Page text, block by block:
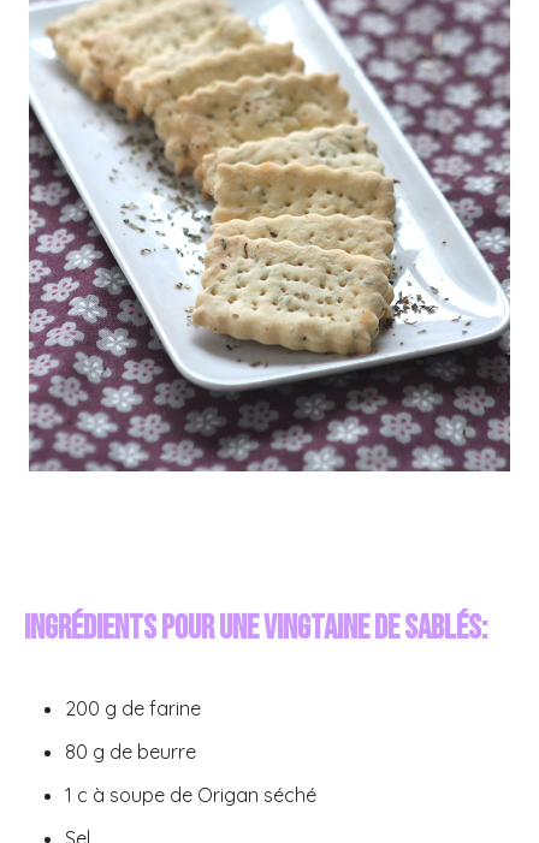
Ingrédients pour une vingtaine de sablés:
200 g de farine
80 g de beurre
1 c à soupe de Origan séché
Sel